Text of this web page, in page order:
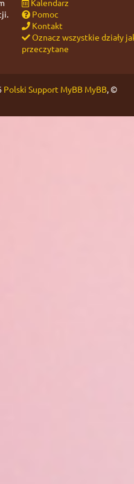
Kalendarz
Pomoc
Kontakt
Oznacz wszystkie działy
przeczytane
Polski Support MyBB MyBB, ©